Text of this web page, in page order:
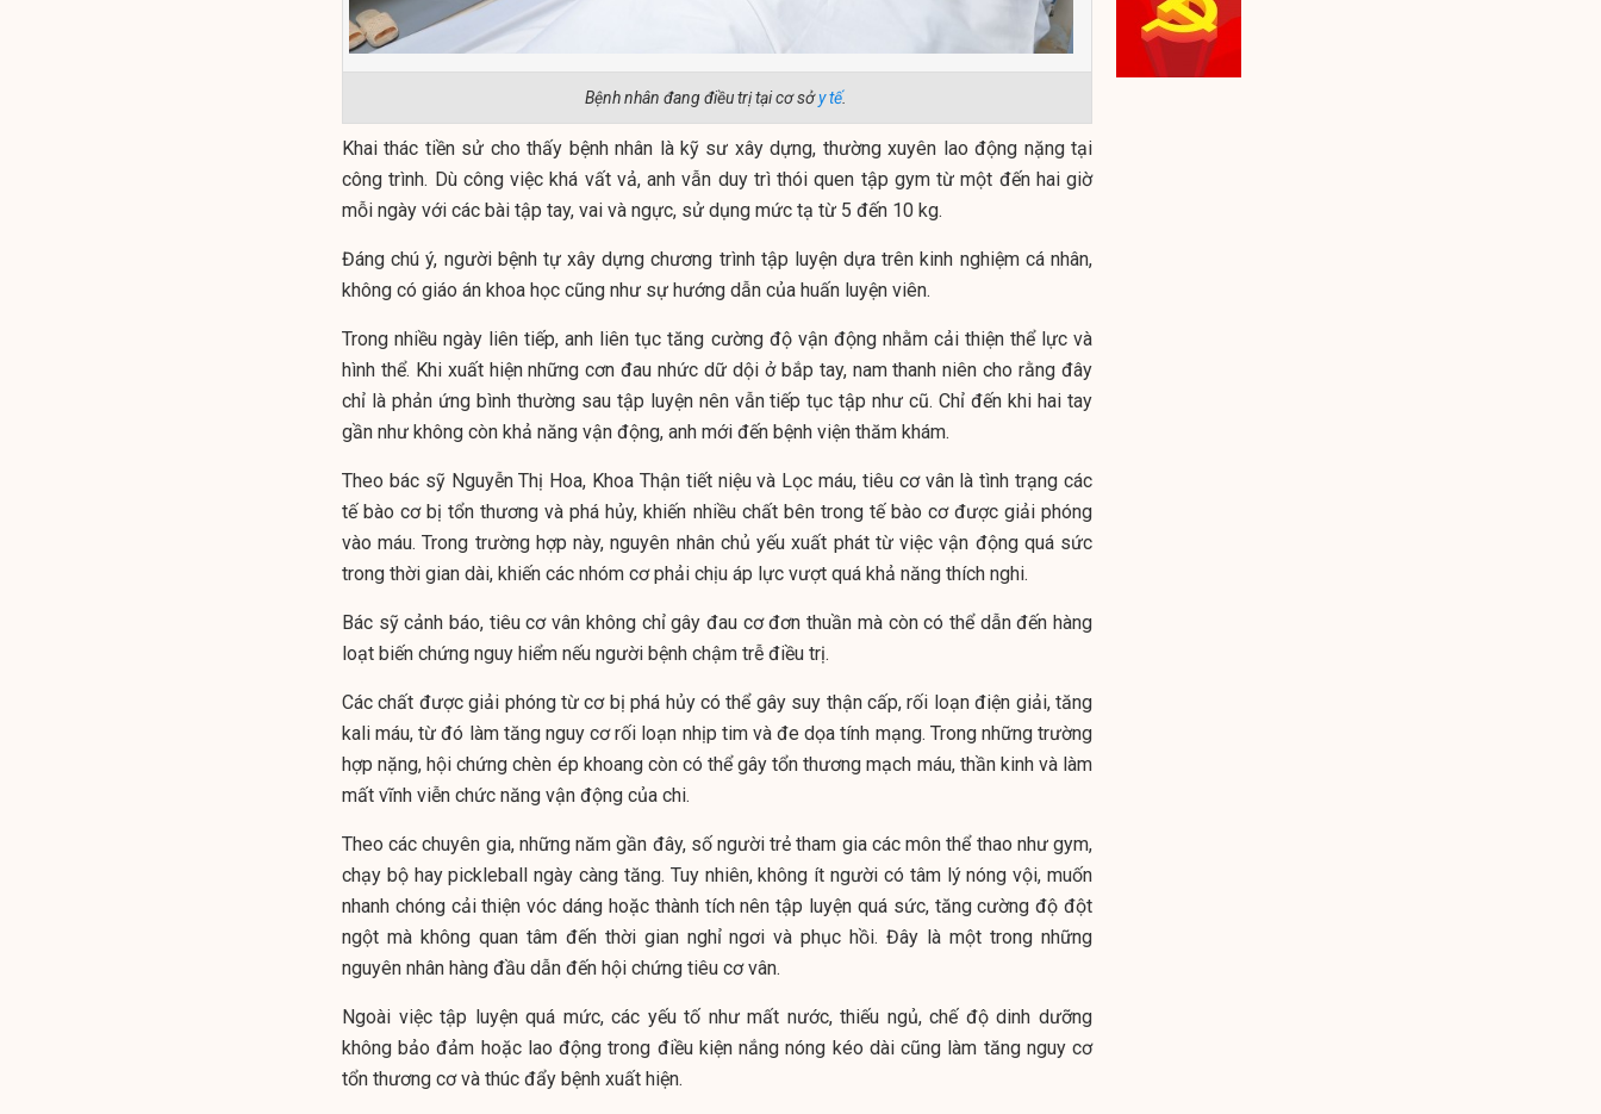
Bệnh nhân đang điều trị tại cơ sởy tế.
Khai thác tiền sử cho thấy bệnh nhân là kỹ sư xây dựng, thường xuyên lao động nặng tại
công trình. Dù công việc khá vất vả, anh vẫn duy trì thói quen tập gym từ một đến hai giờ
mỗi ngày với các bài tập tay, vai và ngực, sử dụng mức tạ từ 5 đến 10 kg.
Đáng chú ý, người bệnh tự xây dựng chương trình tập luyện dựa trên kinh nghiệm cá nhân,
không có giáo án khoa học cũng như sự hướng dẫn của huấn luyện viên.
Trong nhiều ngày liên tiếp, anh liên tục tăng cường độ vận động nhằm cải thiện thể lực và
hình thể. Khi xuất hiện những cơn đau nhức dữ dội ở bắp tay, nam thanh niên cho rằng đây
chỉ là phản ứng bình thường sau tập luyện nên vẫn tiếp tục tập như cũ. Chỉ đến khi hai tay
gần như không còn khả năng vận động, anh mới đến bệnh viện thăm khám.
Theo bác sỹ Nguyễn Thị Hoa, Khoa Thận tiết niệu và Lọc máu, tiêu cơ vân là tình trạng các
tế bào cơ bị tổn thương và phá hủy, khiến nhiều chất bên trong tế bào cơ được giải phóng
vào máu. Trong trường hợp này, nguyên nhân chủ yếu xuất phát từ việc vận động quá sức
trong thời gian dài, khiến các nhóm cơ phải chịu áp lực vượt quá khả năng thích nghi.
Bác sỹ cảnh báo, tiêu cơ vân không chỉ gây đau cơ đơn thuần mà còn có thể dẫn đến hàng
loạt biến chứng nguy hiểm nếu người bệnh chậm trễ điều trị.
Các chất được giải phóng từ cơ bị phá hủy có thể gây suy thận cấp, rối loạn điện giải, tăng
kali máu, từ đó làm tăng nguy cơ rối loạn nhịp tim và đe dọa tính mạng. Trong những trường
hợp nặng, hội chứng chèn ép khoang còn có thể gây tổn thương mạch máu, thần kinh và làm
mất vĩnh viễn chức năng vận động của chi.
Theo các chuyên gia, những năm gần đây, số người trẻ tham gia các môn thể thao như gym,
chạy bộ hay pickleball ngày càng tăng. Tuy nhiên, không ít người có tâm lý nóng vội, muốn
nhanh chóng cải thiện vóc dáng hoặc thành tích nên tập luyện quá sức, tăng cường độ đột
ngột mà không quan tâm đến thời gian nghỉ ngơi và phục hồi. Đây là một trong những
nguyên nhân hàng đầu dẫn đến hội chứng tiêu cơ vân.
Ngoài việc tập luyện quá mức, các yếu tố như mất nước, thiếu ngủ, chế độ dinh dưỡng
không bảo đảm hoặc lao động trong điều kiện nắng nóng kéo dài cũng làm tăng nguy cơ
tổn thương cơ và thúc đẩy bệnh xuất hiện.